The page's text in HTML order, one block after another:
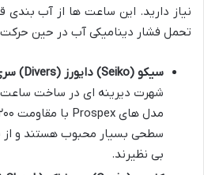
نیاز دارید. این ساعت ها از آب بندی
تحمل فشار دینامیکی آب در حین
سیکو (Seiko) دایورز (Divers) سری SKX یا Prospex:
شهرت دیرینه ای در ساخت ساعت
سطحی بسیار محبوب هستند و از
بی نظیرند.